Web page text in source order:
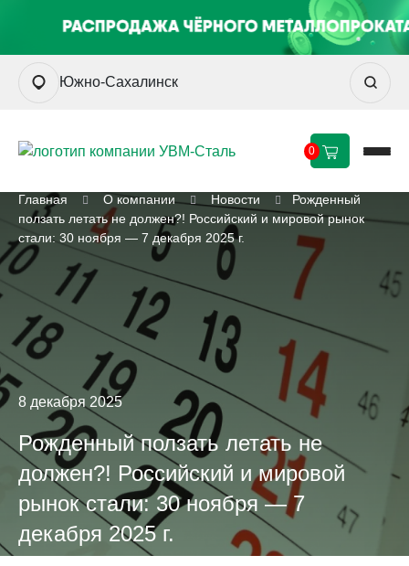
Южно-Сахалинск
0
Главная О компании Новости
Рожденный
ползать летать не должен?! Российский и мировой рынок
стали: 30 ноября — 7 декабря 2025 г.
8 декабря 2025
Рожденный ползать летать не
должен?! Российский и мировой
рынок стали: 30 ноября — 7
декабря 2025 г.